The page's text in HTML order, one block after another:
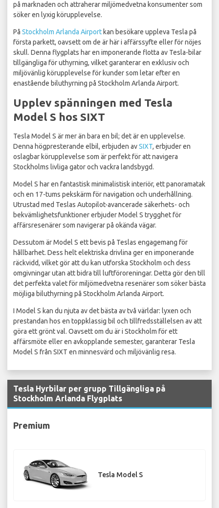
på marknaden och attraherar miljömedvetna konsumenter som
söker en lyxig körupplevelse.
På Stockholm Arlanda Airport kan besökare uppleva Tesla på
första parkett, oavsett om de är här i affärssyfte eller för nöjes
skull. Denna flygplats har en imponerande flotta av Tesla-bilar
tillgängliga för uthyrning, vilket garanterar en exklusiv och
miljövänlig körupplevelse för kunder som letar efter en
enastående biluthyrning på Stockholm Arlanda Airport.
Upplev spänningen med Tesla
Model S hos SIXT
Tesla Model S är mer än bara en bil; det är en upplevelse.
Denna högpresterande elbil, erbjuden avSIXT, erbjuder en
oslagbar körupplevelse som är perfekt för att navigera
Stockholms livliga gator och vackra landsbygd.
Model S har en fantastisk minimalistisk interiör, ett panoramatak
och en 17-tums pekskärm för navigation och underhållning.
Utrustad med Teslas Autopilot-avancerade säkerhets- och
bekvämlighetsfunktioner erbjuder Model S trygghet för
affärsresenärer som navigerar på okända vägar.
Dessutom är Model S ett bevis på Teslas engagemang för
hållbarhet. Dess helt elektriska drivlina ger en imponerande
räckvidd, vilket gör att du kan utforska Stockholm och dess
omgivningar utan att bidra till luftföroreningar. Detta gör den till
det perfekta valet för miljömedvetna resenärer som söker bästa
möjliga biluthyrning på Stockholm Arlanda Airport.
I Model S kan du njuta av det bästa av två världar: lyxen och
prestandan hos en toppklassig bil och tillfredsställelsen av att
göra ett grönt val. Oavsett om du är i Stockholm för ett
affärsmöte eller en avkopplande semester, garanterar Tesla
Model S från SIXT en minnesvärd och miljövänlig resa.
Tesla Hyrbilar per grupp Tillgängliga på
Stockholm Arlanda Flygplats
Premium
Tesla Model S